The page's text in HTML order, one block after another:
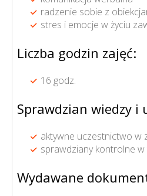
radzenie sobie z
stres i emocje w życiu
Liczba godzin zajęć:
16 godz.
Sprawdzian wiedzy i
aktywne uczestnictwo w
sprawdziany kontrolne
Wydawane